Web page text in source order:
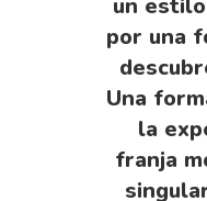
un
por una
Una
la
franja